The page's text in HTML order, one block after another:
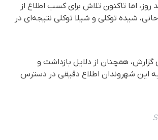
اما تاکنون تلاش برای کسب اطلاع از
شیده توکلی و شیلا توکلی نتیجه‌ای در
گزارش، همچنان از دلایل بازداشت و
به این شهروندان اطلاع دقیقی در دسترس